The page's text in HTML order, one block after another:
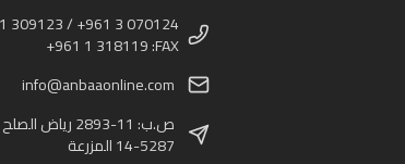
309123 / +961 3 070124
+961 1 318119 :FAX
info@anbaaonline.com
ص.ب: 11-2893 رياض الصلح
14-5287 المزرعة